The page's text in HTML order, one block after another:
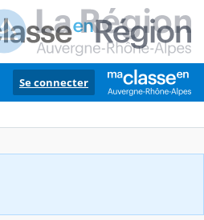
Se connecter